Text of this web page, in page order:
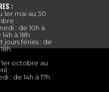
:
1er mai au 30
:
: de 10h à
à 18h
jours fériés : de
1er octobre au
:
: de 14h à 17h